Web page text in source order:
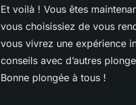
Et voilà ! Vous êtes
vous choisissiez de vous
vous vivrez une expérience
conseils avec d’autres
Bonne plongée à tous !